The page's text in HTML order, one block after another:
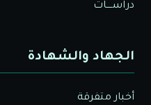
دراســــات
الجهاد والشهادة
أخبار متفرقة